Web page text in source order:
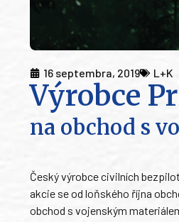
16 septembra, 2019 L+K
Výrobce
na obchod s
Český výrobce civilních
akcie se od loňského října
obchod s vojenským